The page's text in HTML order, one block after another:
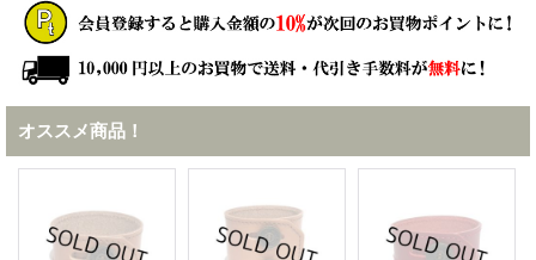
オススメ商品！